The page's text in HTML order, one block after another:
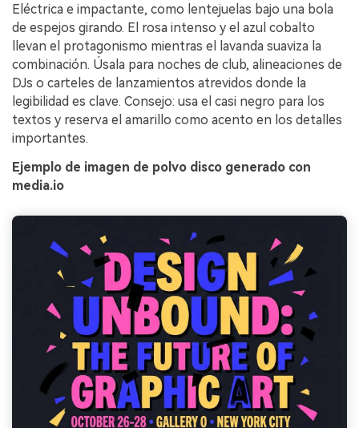
Eléctrica e impactante, como lentejuelas bajo una bola
de espejos girando. El rosa intenso y el azul cobalto
llevan el protagonismo mientras el lavanda suaviza la
combinación. Úsala para noches de club, alineaciones de
DJs o carteles de lanzamientos atrevidos donde la
legibilidad es clave. Consejo: usa el casi negro para los
textos y reserva el amarillo como acento en los detalles
importantes.
Ejemplo de imagen de polvo disco generado con
media.io